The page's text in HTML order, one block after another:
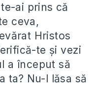
ai prins că
ceva,
Hristos
te şi vezi
a început să
ta? Nu-l lăsa să